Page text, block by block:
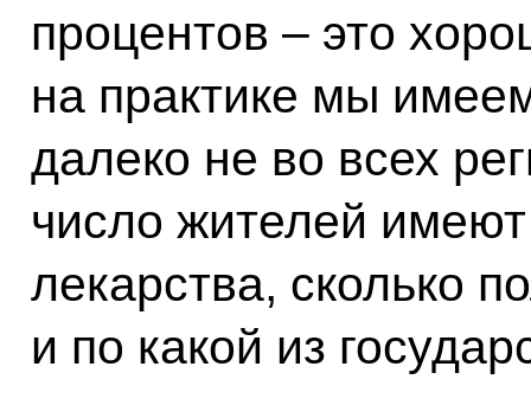
процентов – это
на практике мы
далеко не во всех
число жителей
лекарства, сколько
и по какой из